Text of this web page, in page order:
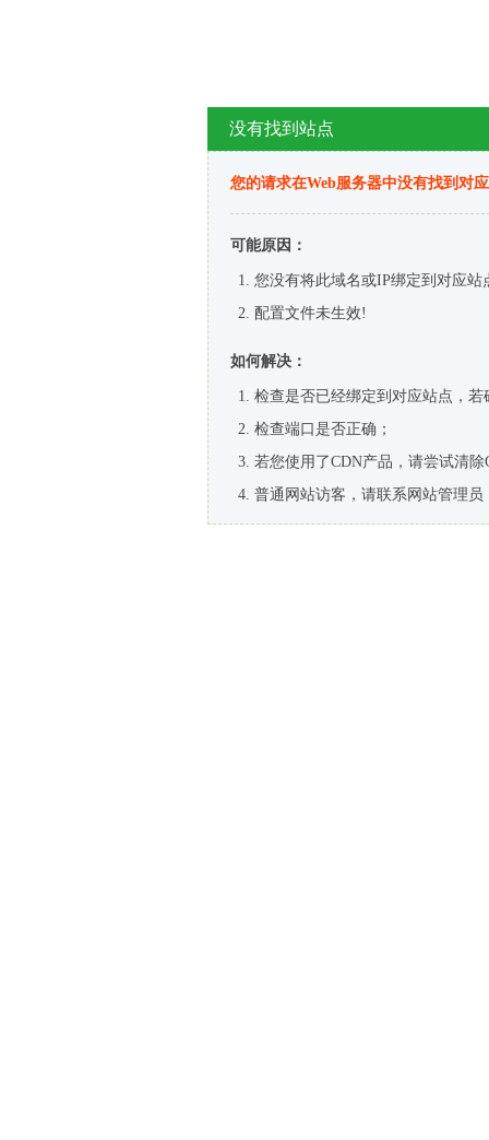
没有找到站点
您的请求在Web服务器中没有找到对
可能原因：
您没有将此域名或IP绑定到对应站
配置文件未生效!
如何解决：
检查是否已经绑定到对应站点，
检查端口是否正确；
若您使用了CDN产品，请尝试清除
普通网站访客，请联系网站管理员